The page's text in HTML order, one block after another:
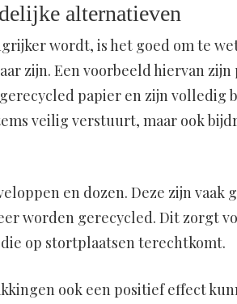
alternatieven
wordt, is het goed om te
zijn. Een voorbeeld hiervan zijn
papier en zijn volledig
veilig verstuurt, maar ook
en dozen. Deze zijn vaak
worden gerecycled. Dit zorgt
op stortplaatsen terechtkomt.
ook een positief effect